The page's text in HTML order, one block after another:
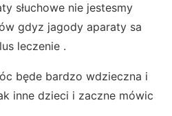
słuchowe nie jestesmy
gdyz jagody aparaty sa
leczenie .
będe bardzo wdzieczna i
inne dzieci i zaczne mówic